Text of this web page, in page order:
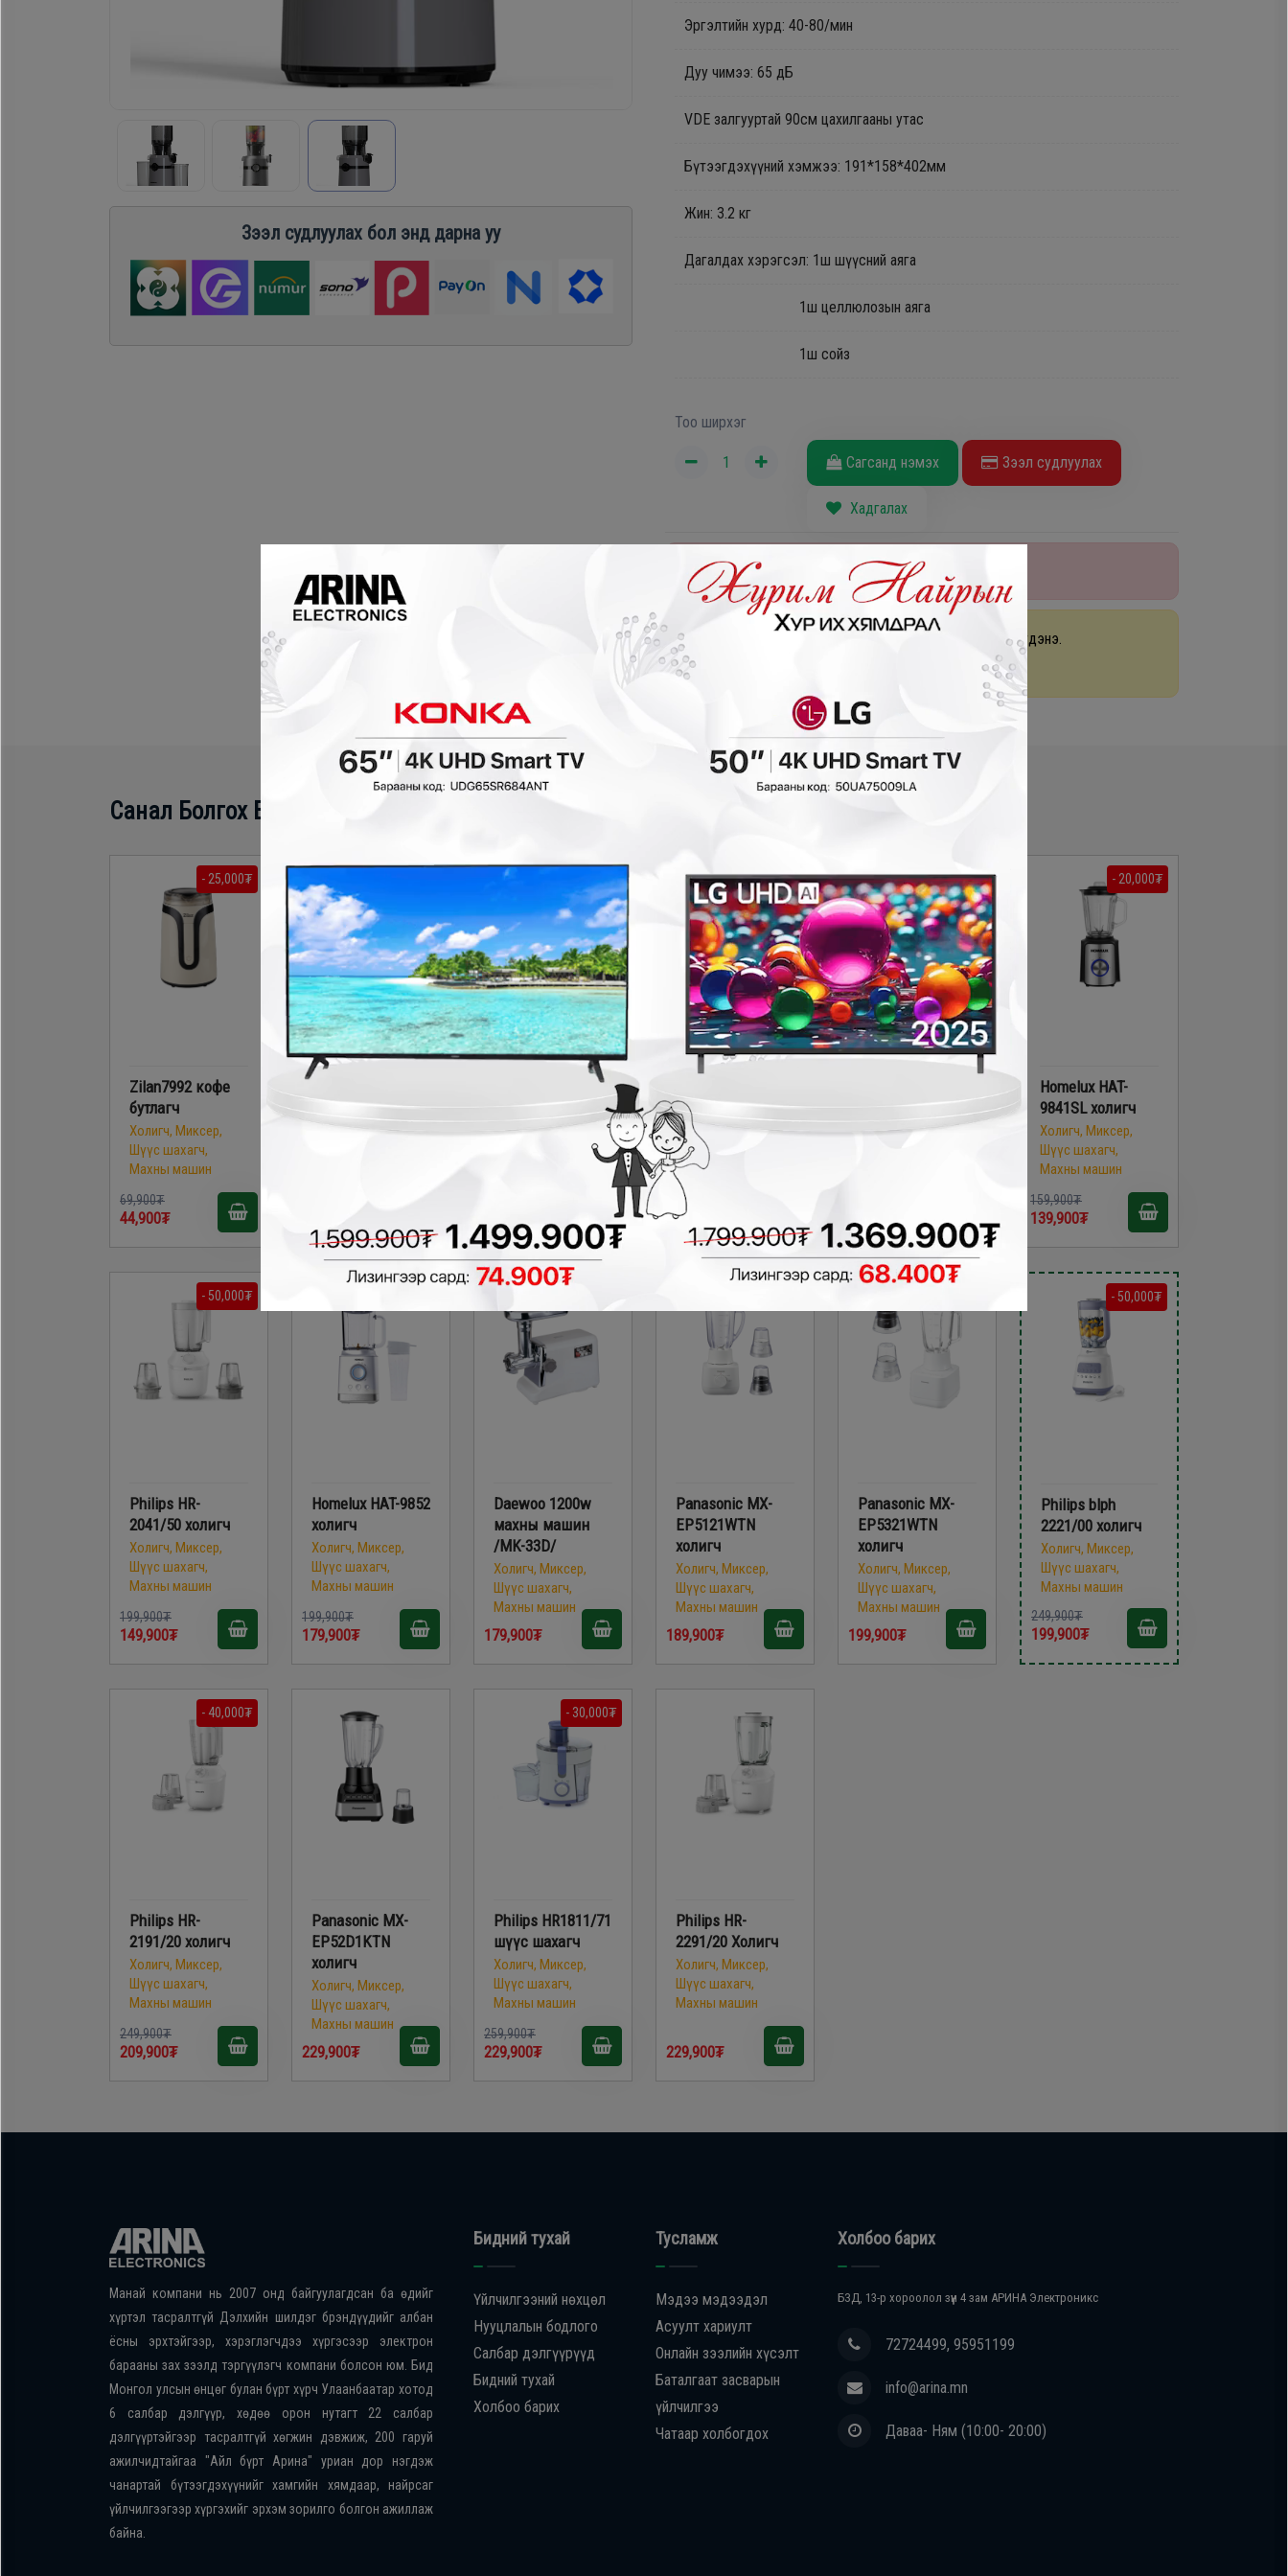
Зээл судлуулах бол энд дарна уу
Эргэлтийн хурд: 40-80/мин
Дуу чимээ: 65 дБ
VDE залгууртай 90см цахилгааны утас
Бүтээгдэхүүний хэмжээ: 191*158*402мм
Жин: 3.2 кг
Дагалдах хэрэгсэл: 1ш шүүсний аяга
1ш целлюлозын аяга
1ш сойз
Тоо ширхэг
Сагсанд нэмэх Зээл судлуулах
Хадгалах
Зөвхөн хөдөө орон нутаг салбарт үлдэгдэлтэй
Таны сонгосон бараа 48 цагийн дотор хүргэгдэнэ.
Санал Болгох Бүтээгдэхүүн
- 25,000₮
Zilan7992 кофе
бутлагч
Холигч, Миксер,
Шүүс шахагч,
Махны машин
69,900₮
44,900₮
бутлагч
Холигч, Миксер,
Хутга ирлэгч /No
brand-H1234/
Холигч, Миксер,
BL6013W4 холигч
Холигч, Миксер,
Шүүс шахагч,
Махны машин
99,900₮
- 40,000₮
2520/01 гар
холигч
99,900₮
- 20,000₮
Homelux HAT-
9841SL холигч
Холигч, Миксер,
Шүүс шахагч,
Махны машин
159,900₮
139,900₮
- 50,000₮
Philips HR-
2041/50 холигч
Холигч, Миксер,
Шүүс шахагч,
Махны машин
199,900₮
149,900₮
Homelux HAT-9852
холигч
Холигч, Миксер,
Шүүс шахагч,
Махны машин
199,900₮
179,900₮
Daewoo 1200w
махны машин
/MK-33D/
Холигч, Миксер,
Шүүс шахагч,
Махны машин
179,900₮
Panasonic MX-
EP5121WTN
холигч
Холигч, Миксер,
Шүүс шахагч,
Махны машин
189,900₮
Panasonic MX-
EP5321WTN
холигч
Холигч, Миксер,
Шүүс шахагч,
Махны машин
199,900₮
- 50,000₮
Philips blph
2221/00 холигч
Холигч, Миксер,
Шүүс шахагч,
Махны машин
249,900₮
199,900₮
- 40,000₮
Philips HR-
2191/20 холигч
Холигч, Миксер,
Шүүс шахагч,
Махны машин
249,900₮
209,900₮
Panasonic MX-
EP52D1KTN
холигч
Холигч, Миксер,
Шүүс шахагч,
Махны машин
229,900₮
- 30,000₮
Philips HR1811/71
шүүс шахагч
Холигч, Миксер,
Шүүс шахагч,
Махны машин
259,900₮
229,900₮
Philips HR-
2291/20 Холигч
Холигч, Миксер,
Шүүс шахагч,
Махны машин
229,900₮
Манай компани нь 2007 онд байгуулагдсан ба өдийг
хүртэл тасралтгүй Дэлхийн шилдэг брэндүүдийг албан
ёсны эрхтэйгээр, хэрэглэгчдээ хүргэсээр электрон
барааны зах зээлд тэргүүлэгч компани болсон юм. Бид
Монгол улсын өнцөг булан бүрт хүрч Улаанбаатар хотод
6 салбар дэлгүүр, хөдөө орон нутагт 22 салбар
дэлгүүртэйгээр тасралтгүй хөгжин дэвжиж, 200 гаруй
ажилчидтайгаа "Айл бүрт Арина" уриан дор нэгдэж
чанартай бүтээгдэхүүнийг хамгийн хямдаар, найрсаг
үйлчилгээгээр хүргэхийг эрхэм зорилго болгон ажиллаж
байна.
Бидний тухай
Үйлчилгээний нөхцөл
Нууцлалын бодлого
Салбар дэлгүүрүүд
Бидний тухай
Холбоо барих
Тусламж
Мэдээ мэдээдэл
Асуулт хариулт
Онлайн зээлийн хүсэлт
Баталгаат засварын
үйлчилгээ
Чатаар холбогдох
Холбоо барих
БЗД, 13-р хороолол зүүн 4 зам АРИНА Электроникс
72724499, 95951199
info@arina.mn
Даваа- Ням (10:00- 20:00)